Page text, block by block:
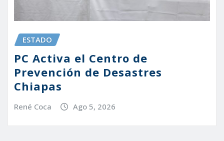
ESTADO
PC Activa el Centro de
Prevención de Desastres
Chiapas
René Coca Ago 5, 2026